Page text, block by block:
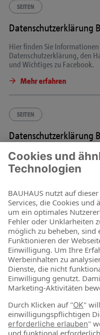
SEITEN
Datenschutzerklärung
Hier finden Sie
Datenschutzerklärung, den
und Wichtiges zu Facebook.
Mehr erfahren
SEITEN
Datenschutzerklärung
Hier finden Sie Informationen
Datenschutzerklärung, den
und Wichtiges zu Facebook.
1 4
Zum Kontaktformular
BAUHAUS als Arbeitgeber
Für Schüler &